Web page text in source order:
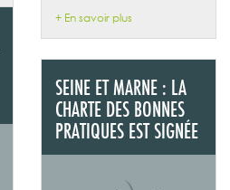
+ En savoir plus
SEINE ET MARNE : LA
CHARTE DES BONNES
PRATIQUES EST SIGNÉE